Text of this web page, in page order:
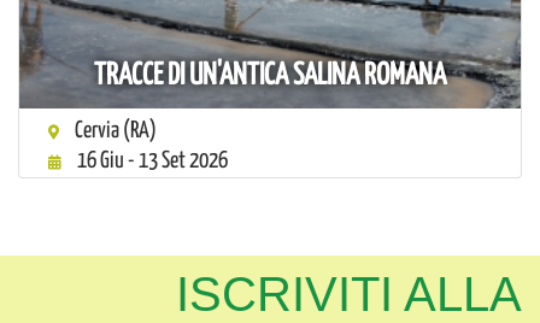
TRACCE DI UN'ANTICA SALINA ROMANA
Cervia (RA)
16 Giu - 13 Set 2026
ISCRIVITI ALLA